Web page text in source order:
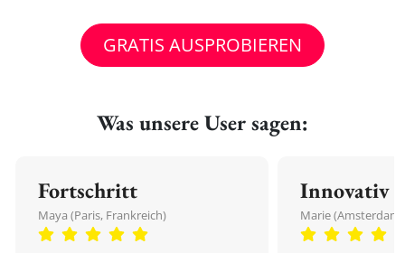
GRATIS AUSPROBIEREN
Was unsere User sagen:
Fortschritt
Maya (Paris, Frankreich)
Innovativ
Marie